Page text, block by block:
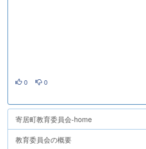
0 0
寄居町教育委員会-home
教育委員会の概要